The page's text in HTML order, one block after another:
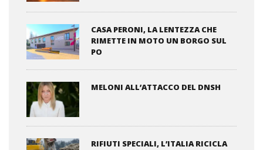
CASA PERONI, LA LENTEZZA CHE
RIMETTE IN MOTO UN BORGO SUL
PO
MELONI ALL’ATTACCO DEL DNSH
RIFIUTI SPECIALI, L’ITALIA RICICLA